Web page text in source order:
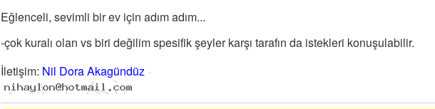
Eğlenceli, sevimli bir ev için adım adım...
-çok kuralı olan vs biri değilim spesifik şeyler karşı tarafın da istekleri konuşulabilir.
İletişim: Nil Dora Akagündüz